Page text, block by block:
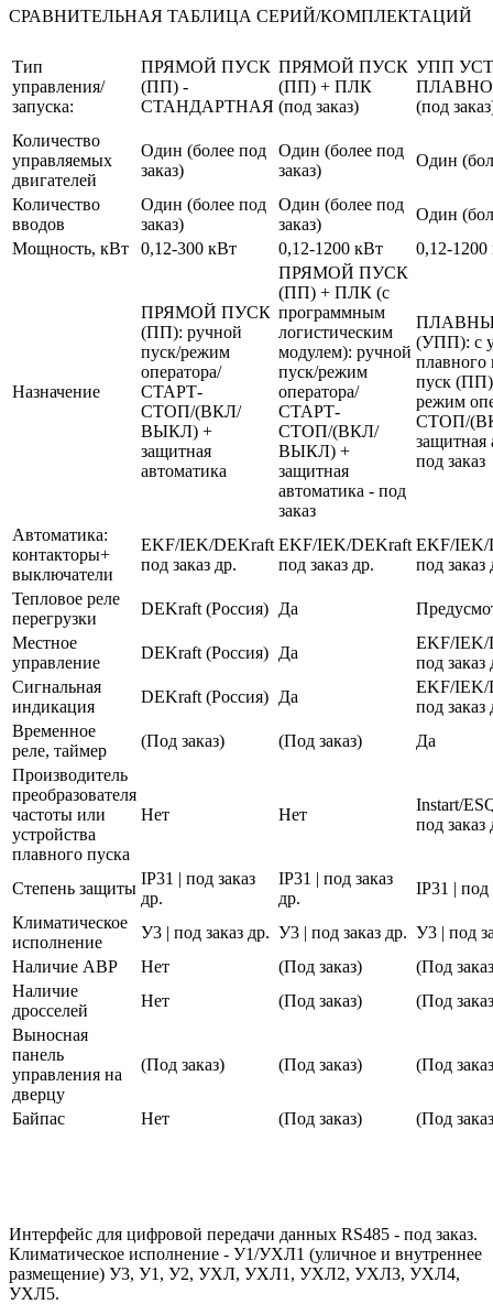
СРАВНИТЕЛЬНАЯ ТАБЛИЦА СЕРИЙ/КОМПЛЕКТАЦИЙ
Тип
управления/
запуска:
ПРЯМОЙ ПУСК
(ПП) -
СТАНДАРТНАЯ
ПРЯМОЙ ПУСК
(ПП) + ПЛК
(под заказ)
УПП
(под
Количество
управляемых
двигателей
Один (более под
заказ)
Один (более под
заказ)
Один
Количество
вводов
Один (более под
заказ)
Один (более под
заказ)
Один
Мощность, кВт
0,12-300 кВт 0,12-1200 кВт 0,12-1200
Назначение
ПРЯМОЙ ПУСК
(ПП): ручной
пуск/режим
оператора/
СТАРТ-
СТОП/(ВКЛ/
ВЫКЛ) +
защитная
автоматика
ПРЯМОЙ ПУСК
(ПП) + ПЛК (с
программным
логистическим
модулем): ручной
пуск/режим
оператора/
СТАРТ-
СТОП/(ВКЛ/
ВЫКЛ) +
защитная
автоматика - под
заказ
(УПП): с
плавного
пуск
режим
СТОП/
защитная
под заказ
Автоматика:
контакторы+
выключатели
EKF/IEK/DEKraft
под заказ др.
EKF/IEK/DEKraft
под заказ др.
EKF/IEK/
под заказ
Тепловое реле
перегрузки
DEKraft (Россия) Да
Местное
управление
DEKraft (Россия) Да
EKF/IEK/
под заказ
Сигнальная
индикация
DEKraft (Россия) Да
EKF/IEK/
под заказ
Временное
реле, таймер
(Под заказ) (Под заказ)
Да
Производитель
преобразователя
частоты или
устройства
плавного пуска
Нет Нет
Instart/
под заказ
Степень защиты
IP31 | под заказ
др.
IP31 | под заказ
др.
IP31 | под
Климатическое
исполнение
У3 | под заказ др. У3 | под заказ др. У3 | под
Наличие АВР
Нет (Под заказ)
(Под
Наличие
дросселей
Нет (Под заказ)
(Под
Выносная
панель
управления на
дверцу
(Под заказ) (Под заказ) (Под
Байпас Нет (Под заказ) (Под
Интерфейс для цифровой передачи данных RS485 - под заказ.
Климатическое исполнение - У1/УХЛ1 (уличное и внутреннее
размещение) У3, У1, У2, УХЛ, УХЛ1, УХЛ2, УХЛ3, УХЛ4,
УХЛ5.